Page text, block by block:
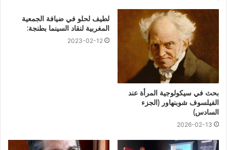
بحث في سيكولوجية المرأة عند
الفيلسوف شوبنهاور (الجزء
السادس)
2026-02-13
لطيف لحلو في ضيافة الجمعية
المغربية لنقاد السينما بطنجة:
2023-02-12